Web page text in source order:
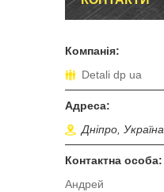
Detali dp ua
Дніпро, Україна
Андрей